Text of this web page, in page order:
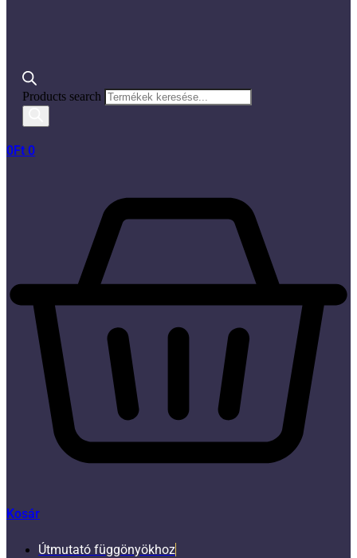
Products search
0Ft 0
Kosár
Útmutató függönyökhoz